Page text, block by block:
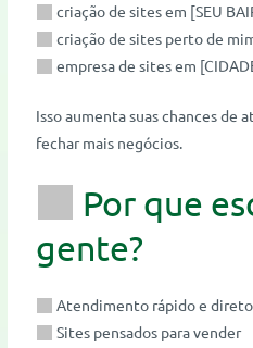
criação de sites em [SEU
criação de sites perto de
empresa de sites em
Isso aumenta suas chances de
fechar mais negócios.
Por que
gente?
Atendimento rápido e direto
Sites pensados para vender